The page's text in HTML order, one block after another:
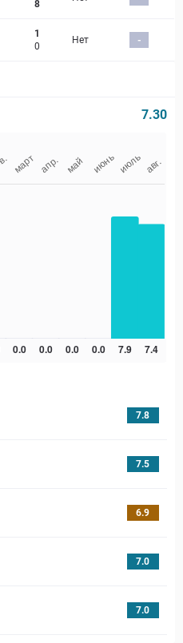
8
1
0
Нет -
7.30
7.8
7.5
6.9
7.0
7.0